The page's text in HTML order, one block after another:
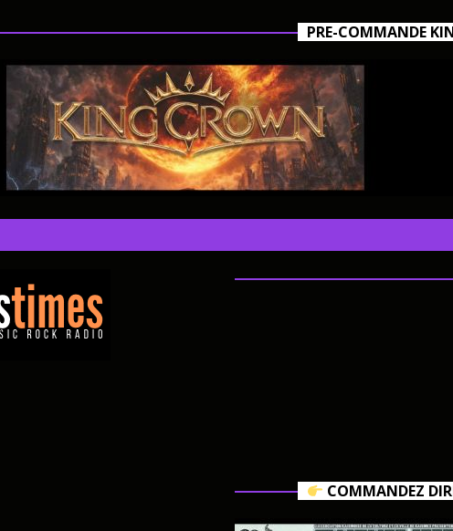
PRE-COMMANDE
COMMANDEZ